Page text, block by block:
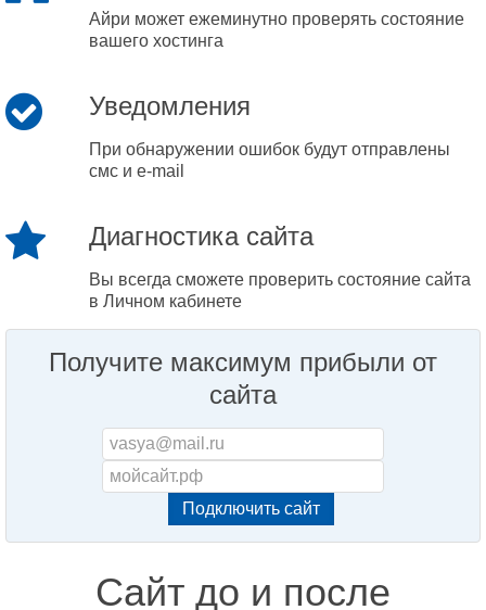
Айри может ежеминутно проверять состояние
вашего хостинга
Уведомления
При обнаружении ошибок будут отправлены
смс и e-mail
Диагностика сайта
Вы всегда сможете проверить состояние сайта
в Личном кабинете
Получите максимум прибыли от
сайта
Сайт до и после